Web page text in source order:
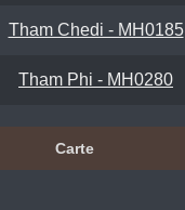
Tham Chedi - MH0185
Tham Phi - MH0280
Carte